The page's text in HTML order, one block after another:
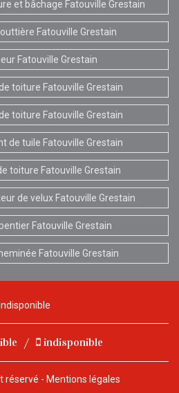
et bâchage Fatouville Grestain
Fatouville Grestain
Fatouville Grestain
toiture Fatouville Grestain
toiture Fatouville Grestain
de tuile Fatouville Grestain
toiture Fatouville Grestain
de velux Fatouville Grestain
Fatouville Grestain
Fatouville Grestain
/ indisponible
réservé - Mentions légales